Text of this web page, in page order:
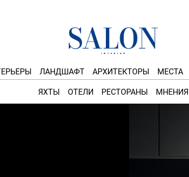
ЛАНДШАФТ АРХИТЕКТОРЫ МЕСТА
ЯХТЫ ОТЕЛИ РЕСТОРАНЫ МНЕНИЯ